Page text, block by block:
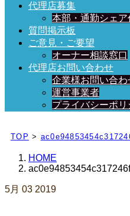
代理店募集
本部・通勤シェ
質問掲示板
ご意見・ご要望
オーナー相談窓口
代理店お問い合わせ
企業様お問い合わ
運営事業者
プライバシーポリ
TOP >
HOME
5月 03 2019